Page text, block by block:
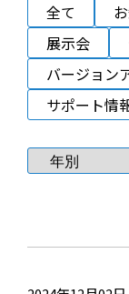
全て
展示会
バージョン
サポート情